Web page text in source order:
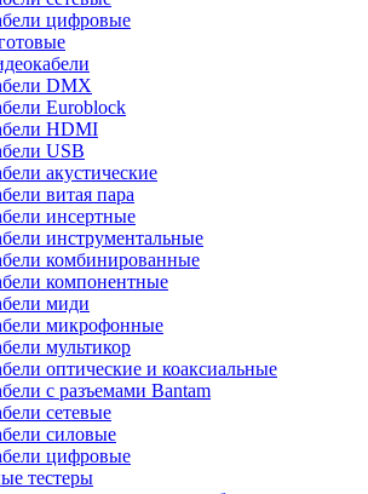
цифровые
DMX
Euroblock
HDMI
USB
акустические
витая пара
инсертные
инструментальные
комбинированные
компонентные
миди
микрофонные
мультикор
оптические и коаксиальные
с разъемами Bantam
сетевые
силовые
цифровые
тестеры